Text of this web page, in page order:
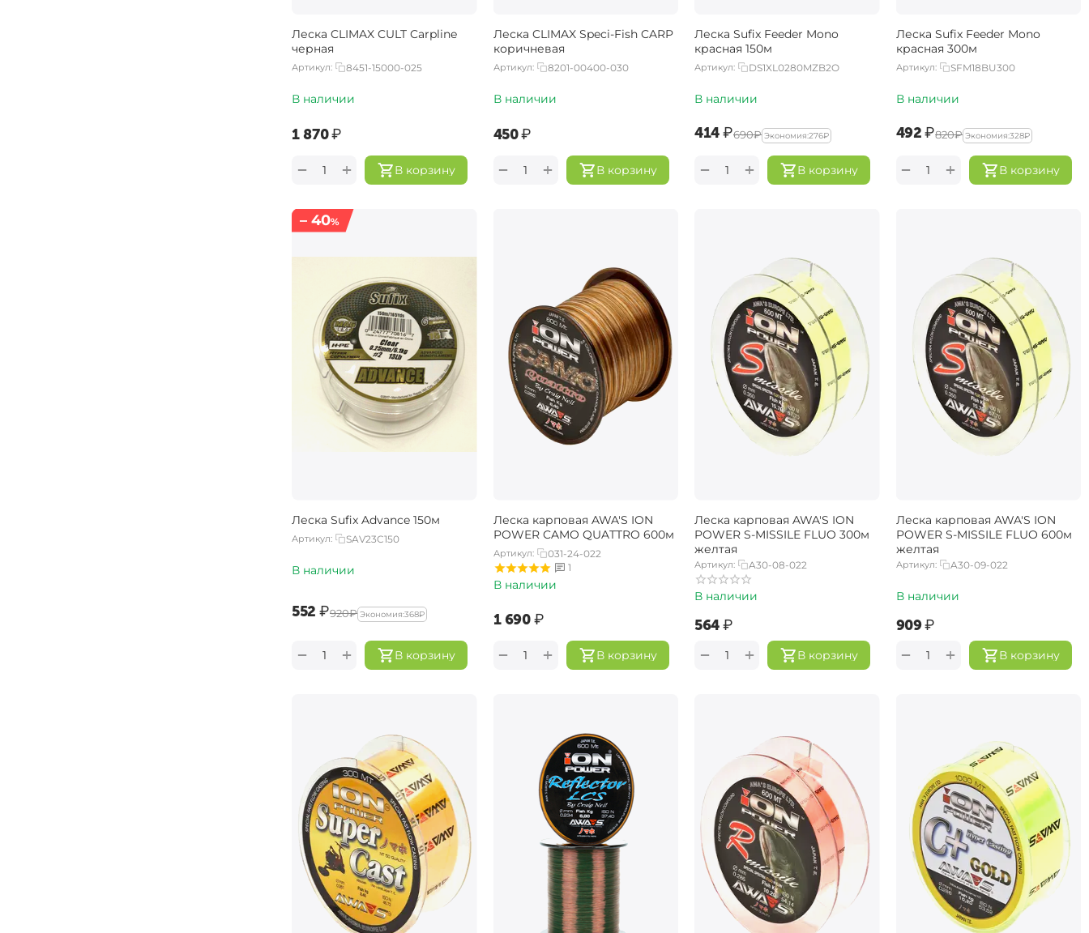
Леска CLIMAX CULT Carpline
черная
Артикул: 8451-15000-025
В наличии
‍1 870‍₽
В корзину
+
−
Леска CLIMAX Speci-Fish CARP
коричневая
Артикул: 8201-00400-030
В наличии
‍450‍₽
В корзину
+
−
Леска Sufix Feeder Mono
красная 150м
Артикул: DS1XL0280MZB2O
В наличии
‍414‍₽‍690‍₽ Экономия:‍276‍₽
В корзину
+
−
Леска Sufix Feeder Mono
красная 300м
Артикул: SFM18BU300
В наличии
‍492‍ ₽‍820‍₽ Экономия:‍328‍₽
В корзину
+
−
– 40%
Леска Sufix Advance 150м
Артикул: SAV23C150
В наличии
‍552‍ ₽‍920‍₽ Экономия:‍368‍₽
В корзину
+
−
Леска карповая AWA'S ION
POWER CAMO QUATTRO 600м
Артикул:
031-24-022
1
В наличии
‍1 690‍₽
В корзину
+
−
Леска карповая AWA'S ION
POWER S-MISSILE FLUO 300м
желтая
Артикул: A30-08-022
В наличии
‍564‍₽
В корзину
+
−
Леска карповая AWA'S ION
POWER S-MISSILE FLUO 600м
желтая
Артикул: A30-09-022
В наличии
‍909‍₽
В корзину
+
−